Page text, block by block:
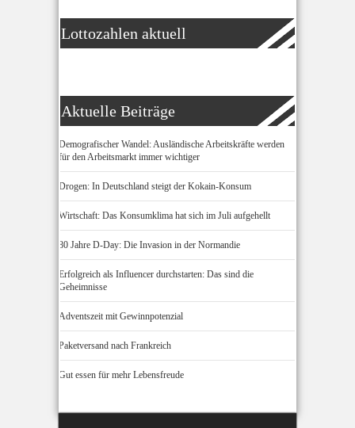
Lottozahlen aktuell
Aktuelle Beiträge
Demografischer Wandel: Ausländische Arbeitskräfte werden
für den Arbeitsmarkt immer wichtiger
Drogen: In Deutschland steigt der Kokain-Konsum
Wirtschaft: Das Konsumklima hat sich im Juli aufgehellt
80 Jahre D-Day: Die Invasion in der Normandie
Erfolgreich als Influencer durchstarten: Das sind die
Geheimnisse
Adventszeit mit Gewinnpotenzial
Paketversand nach Frankreich
Gut essen für mehr Lebensfreude